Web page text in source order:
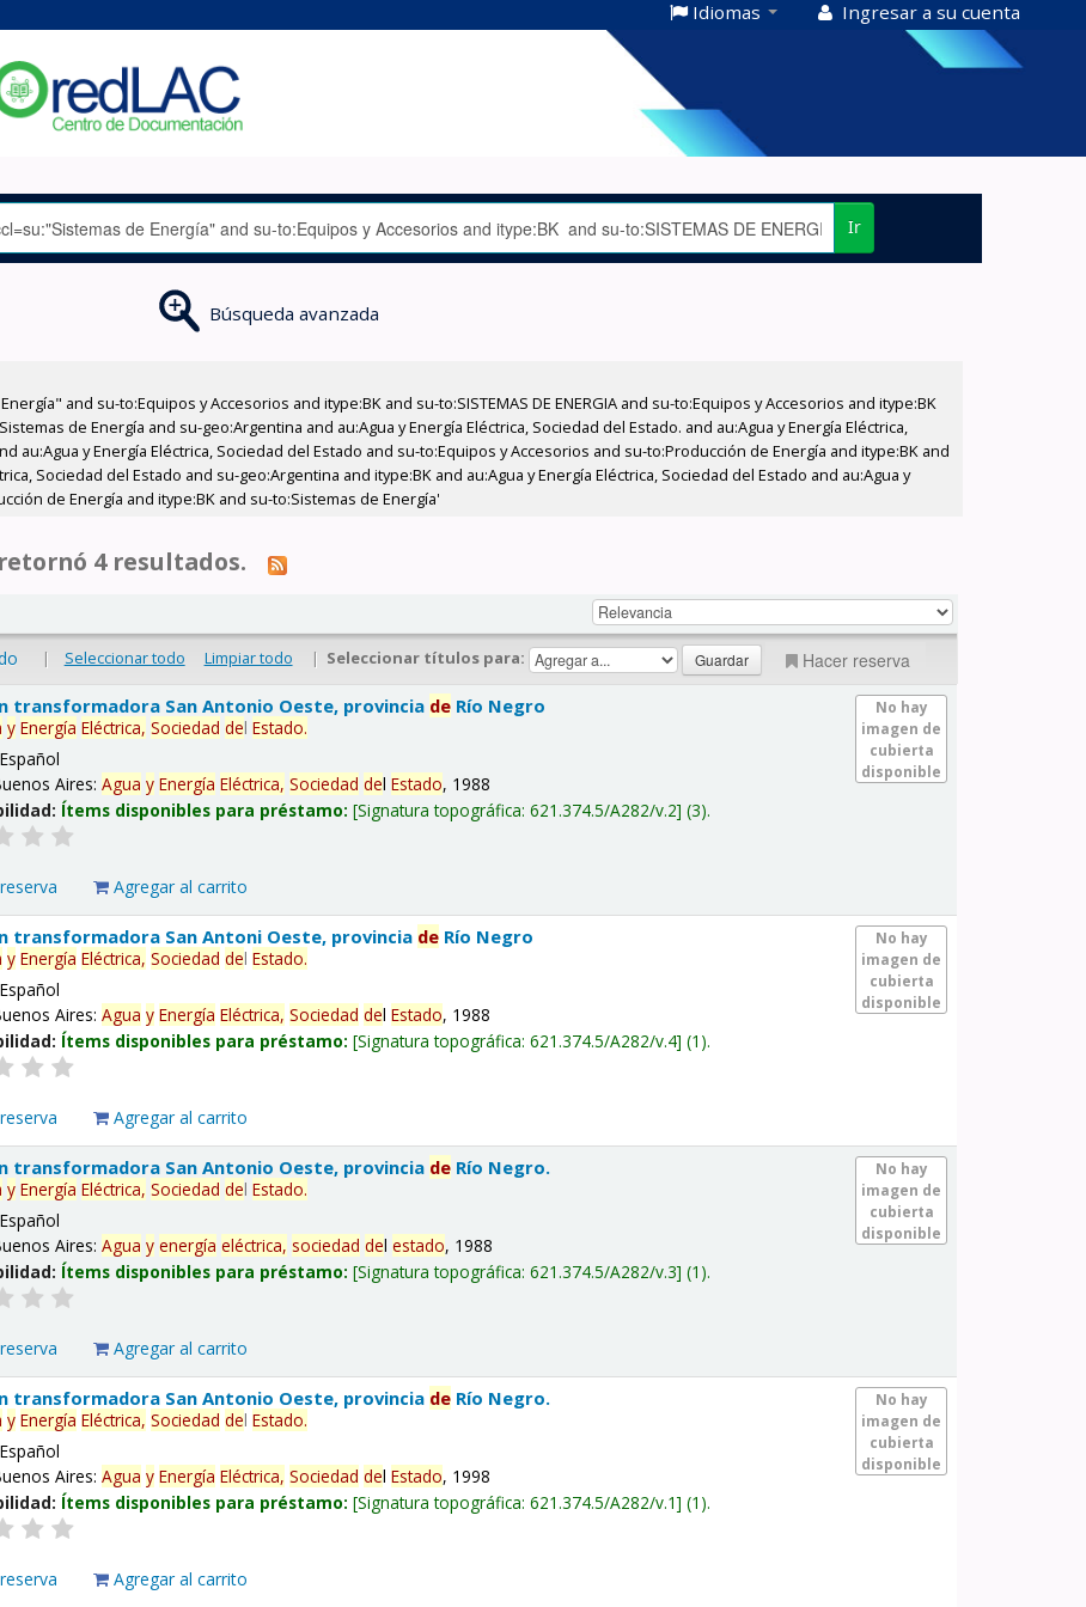
Idiomas Ingresar a su cuenta
Ir
Búsqueda avanzada
and su-to:Equipos y Accesorios and itype:BK and su-to:SISTEMAS DE ENERGIA and su-to:Equipos y Accesorios and itype:BK
de Energía and su-geo:Argentina and au:Agua y Energía Eléctrica, Sociedad del Estado. and au:Agua y Energía Eléctrica,
au:Agua y Energía Eléctrica, Sociedad del Estado and su-to:Equipos y Accesorios and su-to:Producción de Energía and itype:BK and
Sociedad del Estado and su-geo:Argentina and itype:BK and au:Agua y Energía Eléctrica, Sociedad del Estado and au:Agua y
de Energía and itype:BK and su-to:Sistemas de Energía'
4 resultados.
| Seleccionar todo Limpiar todo | Seleccionar títulos para: Hacer reserva
No hay
imagen de
cubierta
disponible
transformadora San Antonio Oeste, provincia de Río Negro
y Energía Eléctrica, Sociedad delEstado.
Español
Aires:Agua y Energía Eléctrica, Sociedad delEstado, 1988
Ítems disponibles para préstamo: Signatura topográfica:621.374.5/A282/v.2 (3).
Agregar al carrito
No hay
imagen de
cubierta
disponible
transformadora San Antoni Oeste, provincia de Río Negro
y Energía Eléctrica, Sociedad delEstado.
Español
Aires:Agua y Energía Eléctrica, Sociedad delEstado, 1988
Ítems disponibles para préstamo: Signatura topográfica:621.374.5/A282/v.4 (1).
Agregar al carrito
No hay
imagen de
cubierta
disponible
transformadora San Antonio Oeste, provincia de Río Negro.
y Energía Eléctrica, Sociedad delEstado.
Español
Aires:Agua y energía eléctrica, sociedad delestado, 1988
Ítems disponibles para préstamo: Signatura topográfica:621.374.5/A282/v.3 (1).
Agregar al carrito
No hay
imagen de
cubierta
disponible
transformadora San Antonio Oeste, provincia de Río Negro.
y Energía Eléctrica, Sociedad delEstado.
Español
Aires:Agua y Energía Eléctrica, Sociedad delEstado, 1998
Ítems disponibles para préstamo: Signatura topográfica:621.374.5/A282/v.1 (1).
Agregar al carrito